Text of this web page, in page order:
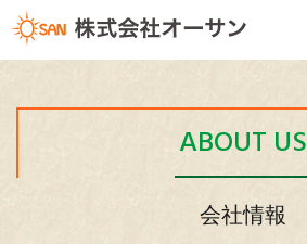
ABOUT US
会社情報